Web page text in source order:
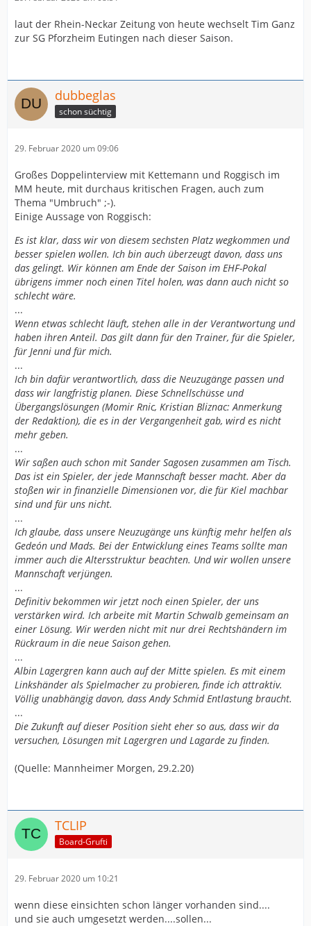
laut der Rhein-Neckar Zeitung von heute wechselt Tim Ganz
zur SG Pforzheim Eutingen nach dieser Saison.
dubbeglas
schon süchtig
29. Februar 2020 um 09:06
Großes Doppelinterview mit Kettemann und Roggisch im
MM heute, mit durchaus kritischen Fragen, auch zum
Thema "Umbruch" ;-).
Einige Aussage von Roggisch:
Es ist klar, dass wir von diesem sechsten Platz wegkommen und
besser spielen wollen. Ich bin auch überzeugt davon, dass uns
das gelingt. Wir können am Ende der Saison im EHF-Pokal
übrigens immer noch einen Titel holen, was dann auch nicht so
schlecht wäre.
...
Wenn etwas schlecht läuft, stehen alle in der Verantwortung und
haben ihren Anteil. Das gilt dann für den Trainer, für die Spieler,
für Jenni und für mich.
...
Ich bin dafür verantwortlich, dass die Neuzugänge passen und
dass wir langfristig planen. Diese Schnellschüsse und
Übergangslösungen (Momir Rnic, Kristian Bliznac: Anmerkung
der Redaktion), die es in der Vergangenheit gab, wird es nicht
mehr geben.
...
Wir saßen auch schon mit Sander Sagosen zusammen am Tisch.
Das ist ein Spieler, der jede Mannschaft besser macht. Aber da
stoßen wir in finanzielle Dimensionen vor, die für Kiel machbar
sind und für uns nicht.
...
Ich glaube, dass unsere Neuzugänge uns künftig mehr helfen als
Gedeón und Mads. Bei der Entwicklung eines Teams sollte man
immer auch die Altersstruktur beachten. Und wir wollen unsere
Mannschaft verjüngen.
...
Definitiv bekommen wir jetzt noch einen Spieler, der uns
verstärken wird. Ich arbeite mit Martin Schwalb gemeinsam an
einer Lösung. Wir werden nicht mit nur drei Rechtshändern im
Rückraum in die neue Saison gehen.
...
Albin Lagergren kann auch auf der Mitte spielen. Es mit einem
Linkshänder als Spielmacher zu probieren, finde ich attraktiv.
Völlig unabhängig davon, dass Andy Schmid Entlastung braucht.
...
Die Zukunft auf dieser Position sieht eher so aus, dass wir da
versuchen, Lösungen mit Lagergren und Lagarde zu finden.
(Quelle: Mannheimer Morgen, 29.2.20)
TCLIP
Board-Grufti
29. Februar 2020 um 10:21
wenn diese einsichten schon länger vorhanden sind....
und sie auch umgesetzt werden....sollen...